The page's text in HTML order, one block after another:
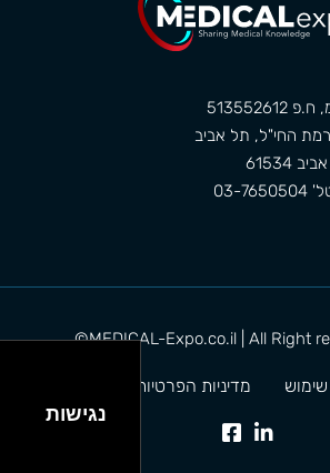
MEDICAL-Expo.co.il | All Right
שימוש מדיניות הפרטיות
נגישות